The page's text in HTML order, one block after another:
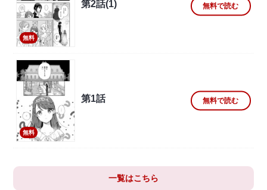
無料
第2話(1) 無料で読む
無料
第1話 無料で読む
一覧はこちら